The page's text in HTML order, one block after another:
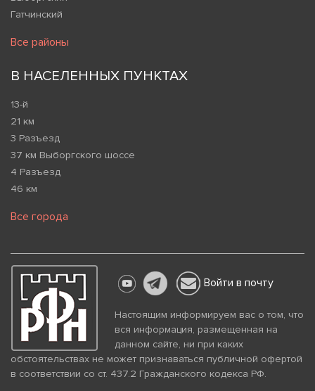
Гатчинский
Все районы
В НАСЕЛЕННЫХ ПУНКТАХ
13-й
21 км
3 Разъезд
37 км Выборгского шоссе
4 Разъезд
46 км
Все города
Войти в почту
Настоящим информируем вас о том, что
вся информация, размещенная на
данном сайте, ни при каких
обстоятельствах не может признаваться публичной офертой
в соответствии со ст. 437.2 Гражданского кодекса РФ.